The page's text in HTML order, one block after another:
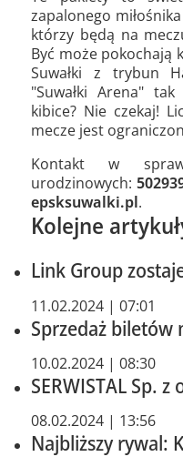
zapalonego
którzy będą na
Być może pokochają
Suwałki z trybun
"Suwałki Arena"
kibice? Nie czekaj!
mecze jest
Kontakt w
urodzinowych:
epsksuwalki.pl.
Kolejne
Link Group
11.02.2024 | 07:01
Sprzedaż biletów
10.02.2024 | 08:30
SERWISTAL Sp.
08.02.2024 | 13:56
Najbliższy rywal: